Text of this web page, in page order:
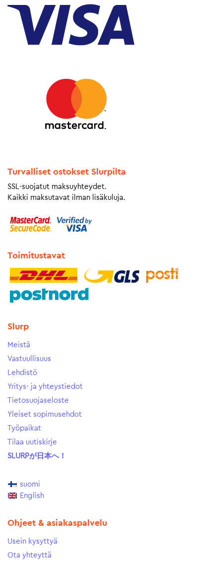
Turvalliset ostokset Slurpilta
SSL-suojatut maksuyhteydet.
Kaikki maksutavat ilman lisäkuluja.
Toimitustavat
Slurp
Meistä
Vastuullisuus
Lehdistö
Yritys- ja yhteystiedot
Tietosuojaseloste
Yleiset sopimusehdot
Työpaikat
Tilaa uutiskirje
SLURPが日本へ！
suomi
English
Ohjeet & asiakaspalvelu
Usein kysyttyä
Ota yhteyttä